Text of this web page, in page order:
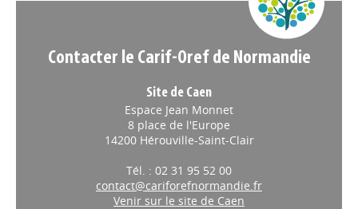
Contacter le Carif-Oref de Normandie
Site de Caen
Espace Jean Monnet
8 place de l'Europe
14200 Hérouville-Saint-Clair
Tél. : 02 31 95 52 00
contact@cariforefnormandie.fr
Venir sur le site de Caen